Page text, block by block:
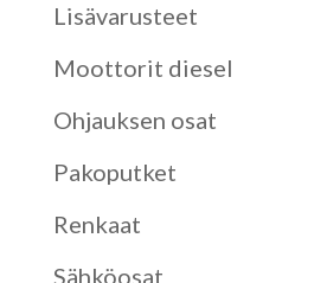
Lisävarusteet
Moottorit diesel
Ohjauksen osat
Pakoputket
Renkaat
Sähköosat